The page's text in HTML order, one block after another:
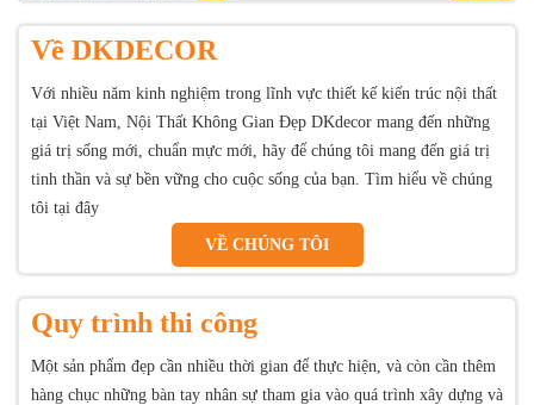
Về DKDECOR
Với nhiều năm kinh nghiệm trong lĩnh vực thiết kế kiến trúc nội thất
tại Việt Nam, Nội Thất Không Gian Đẹp DKdecor mang đến những
giá trị sống mới, chuẩn mực mới, hãy để chúng tôi mang đến giá trị
tinh thần và sự bền vững cho cuộc sống của bạn. Tìm hiểu về chúng
tôi tại đây
VỀ CHÚNG TÔI
Quy trình thi công
Một sản phẩm đẹp cần nhiều thời gian để thực hiện, và còn cần thêm
hàng chục những bàn tay nhân sự tham gia vào quá trình xây dựng và